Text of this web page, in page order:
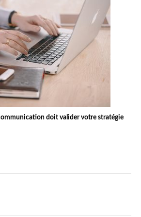
doit valider votre stratégie